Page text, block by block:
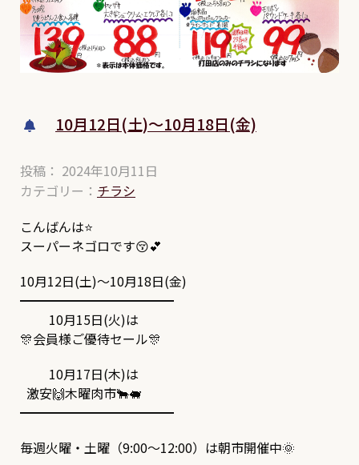
10月12日(土)～10月18日(金)
投稿： 2024年10月11日
カテゴリー： チラシ
こんばんは⭐
スーパーネゴロです😚💕
10月12日(土)～10月18日(金)
━━━━━━━━━━━━
10月15日(火)は
🎊会員様ご優待セール🎊
10月17日(木)は
激安🙌木曜肉市🐂🐖
━━━━━━━━━━━━
毎週火曜・土曜（9:00～12:00）は朝市開催中🌞